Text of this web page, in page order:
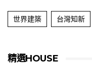
世界建築 台灣知新
精選HOUSE